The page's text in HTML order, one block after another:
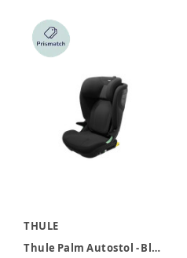
THULE
Thule Palm Autostol - Black